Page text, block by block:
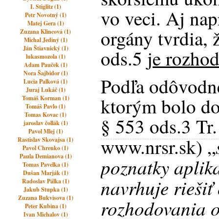
I. Stiglitz (1)
Petr Novotný (1)
Matej Gera (1)
Zuzana Klincová (1)
Michal Jediný (1)
Ján Štiavnický (1)
lukasmozola (1)
Adam Pauček (1)
Nora Šajbidor (1)
Lucia Palková (1)
Juraj Lukáč (1)
Tomáš Korman (1)
Tomáš Pavlo (1)
Tomas Kovac (1)
jaroslav čollák (1)
Pavol Mlej (1)
Rastislav Skovajsa (1)
Pavol Chrenko (1)
Paula Demianova (1)
Tomas Pavelka (1)
Dušan Marják (1)
Radoslav Pálka (1)
Jakub Stupka (1)
Zuzana Bukvisova (1)
Peter Kubina (1)
Ivan Michalov (1)
vo veci. Aj
orgány tvrdia,
ods.5 je
Podľa
ktorým bolo
§ 553 ods.3
www.nrsr.sk) „
poznatky
navrhuje riešiť
rozhodovania